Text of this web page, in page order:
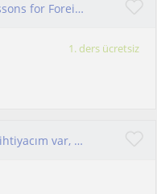
Learn Turkish Easily & Naturally-Private Online Turkish Lessons for Foreign Students
1. ders ücretsiz
Elektrik-Elektronik Mühendisiyim. Tam mezun değilim, işe ihtiyacım var, matematik konusunda iyiyim ve öğretmeyi de severim